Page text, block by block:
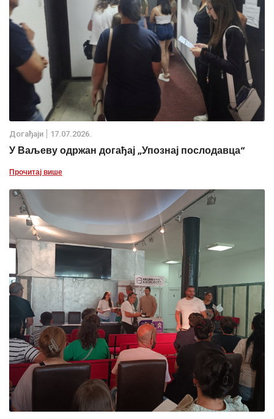
Дoгађаjи 17.07.2026.
У Ваљеву одржан догађај „Упознај послодавца“
Прочитај више